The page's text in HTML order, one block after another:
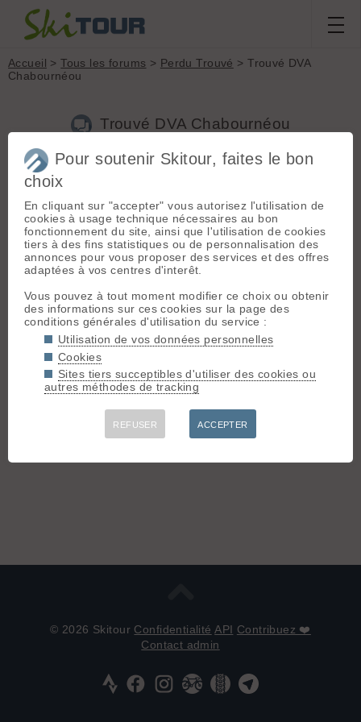
Accueil >Tous les forums > Perdu Trouvé > Trouvé DVA
Chabournéou
Trouvé DVA Chabournéou
Nouveau sujet
PierrePATTIER[3posts] - Le 05/05/2025 18:21
Salut, salut, j'ai retrouvé un DVA à proximité du refuge de
Chabournéou. Si c'est le vôtre, me contacter.
Pierre
Connectez-vous pour poster
© 2026 Skitour Confidentialité API Contribuez ❤️
Contact admin
Pour soutenir Skitour, faites le bon
choix
En cliquant sur "accepter" vous autorisez l'utilisation de
cookies à usage technique nécessaires au bon
fonctionnement du site, ainsi que l'utilisation de cookies
tiers à des fins statistiques ou de personnalisation des
annonces pour vous proposer des services et des offres
adaptées à vos centres d'interêt.
Vous pouvez à tout moment modifier ce choix ou obtenir
des informations sur ces cookies sur la page des
conditions générales d'utilisation du service :
Utilisation de vos données personnelles
Cookies
Sites tiers succeptibles d'utiliser des cookies ou
autres méthodes de tracking
REFUSER ACCEPTER